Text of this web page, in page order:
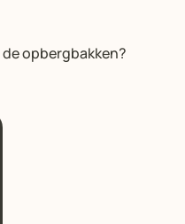
opbergbakken?